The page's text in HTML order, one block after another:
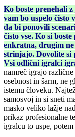
Ko boste prenehali
vam bo uspelo čisto
da bi ponovili
čisto vse. Ko si
enkratna, drugim ne
strinjajo. Dovolite si
Vsi odlični igralci
namreč igrajo
osebnost in šarm, ne
istemu človeku.
samosvoj in si sneti
masko veliko lažje
prikaz profesionalne
igralcu to uspe,